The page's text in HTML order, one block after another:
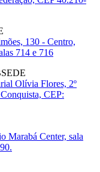
130 - Centro,
714 e 716
Olívia Flores, 2º
CEP:
Marabá Center, sala